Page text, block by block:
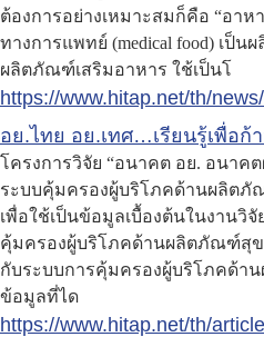
ต้องการอย่างเหมาะสมก็คือ “อาห
ทางการแพทย์ (medical food) เป็
ผลิตภัณฑ์เสริมอาหาร ใช้เป็นโ
https://www.hitap.net/th/
อย.ไทย อย.เทศ…เรียนรู้เพื่อก้
โครงการวิจัย “อนาคต อย. อนาค
ระบบคุ้มครองผู้บริโภคด้านผลิตภั
เพื่อใช้เป็นข้อมูลเบื้องต้นในงานวิ
คุ้มครองผู้บริโภคด้านผลิตภัณฑ์สุข
กับระบบการคุ้มครองผู้บริโภคด้า
ข้อมูลที่ได
https://www.hitap.net/th/